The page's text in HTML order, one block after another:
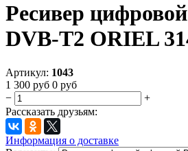
Ресивер
DVB-T2 ORIEL
Артикул: 1043
1 300 руб 0 руб
−
+
Рассказать друзьям:
Информация о доставке